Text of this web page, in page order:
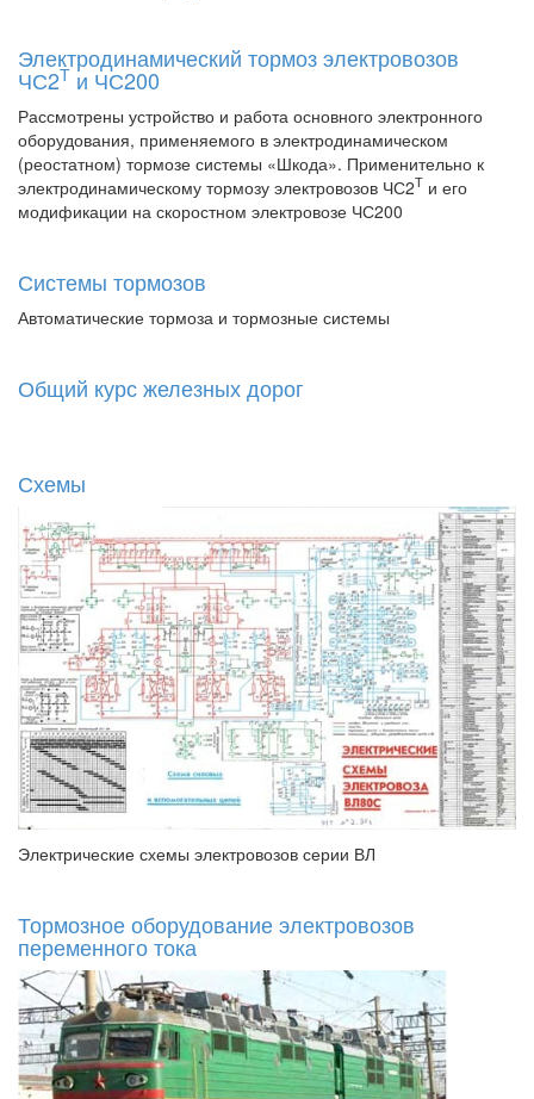
Электродинамический тормоз электровозов
ЧС2Т и ЧС200
Рассмотрены устройство и работа основного электронного
оборудования, применяемого в электродинамическом
(реостатном) тормозе системы «Шкода». Применительно к
электродинамическому тормозу электровозов ЧС2Т и его
модификации на скоростном электровозе ЧС200
Системы тормозов
Автоматические тормоза и тормозные системы
Общий курс железных дорог
Схемы
Электрические схемы электровозов серии ВЛ
Тормозное оборудование электровозов
переменного тока